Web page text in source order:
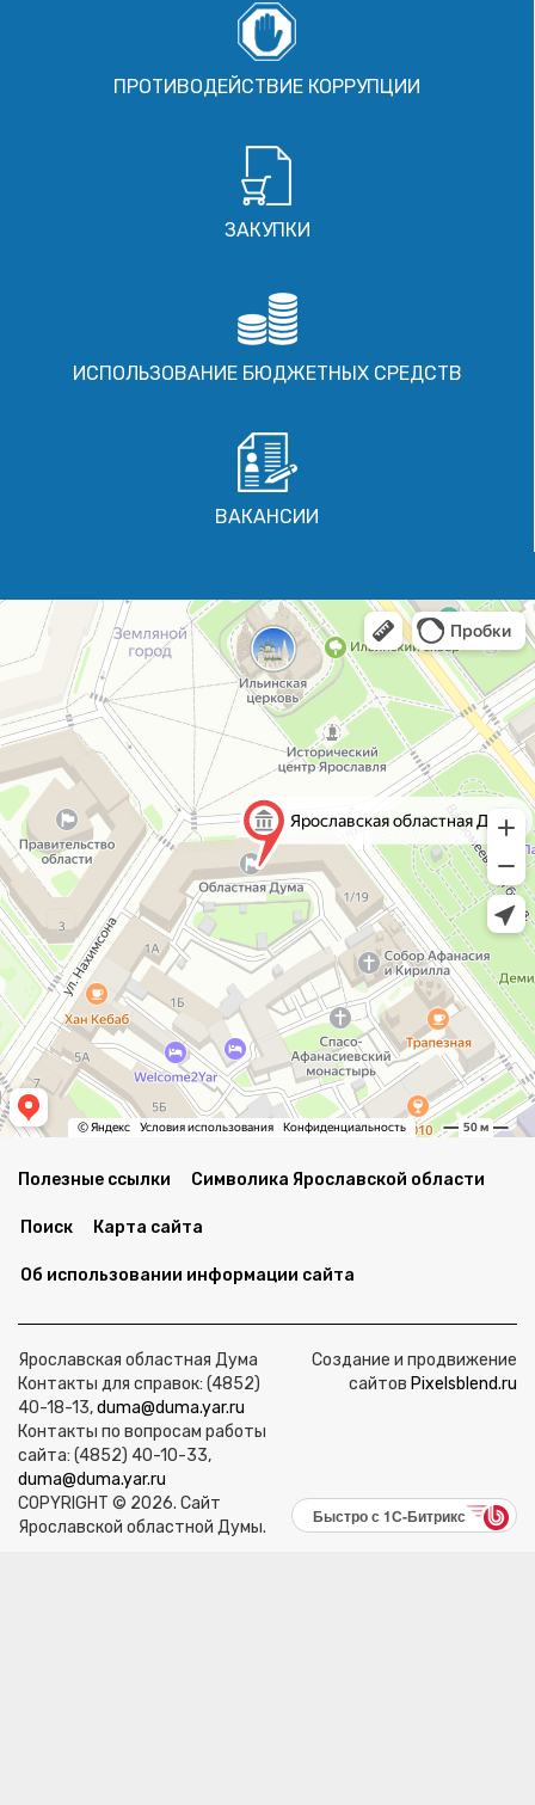
ПРОТИВОДЕЙСТВИЕ КОРРУПЦИИ
ЗАКУПКИ
ИСПОЛЬЗОВАНИЕ БЮДЖЕТНЫХ СРЕДСТВ
ВАКАНСИИ
Полезные ссылки Символика Ярославской области
Поиск Карта сайта
Об использовании информации сайта
Ярославская областная Дума
Контакты для справок: (4852)
40-18-13,duma@duma.yar.ru
Контакты по вопросам работы
сайта: (4852) 40-10-33,
duma@duma.yar.ru
COPYRIGHT © 2026. Сайт
Ярославской областной Думы.
Создание и продвижение
сайтов Pixelsblend.ru
Быстро с 1С-Битрикс